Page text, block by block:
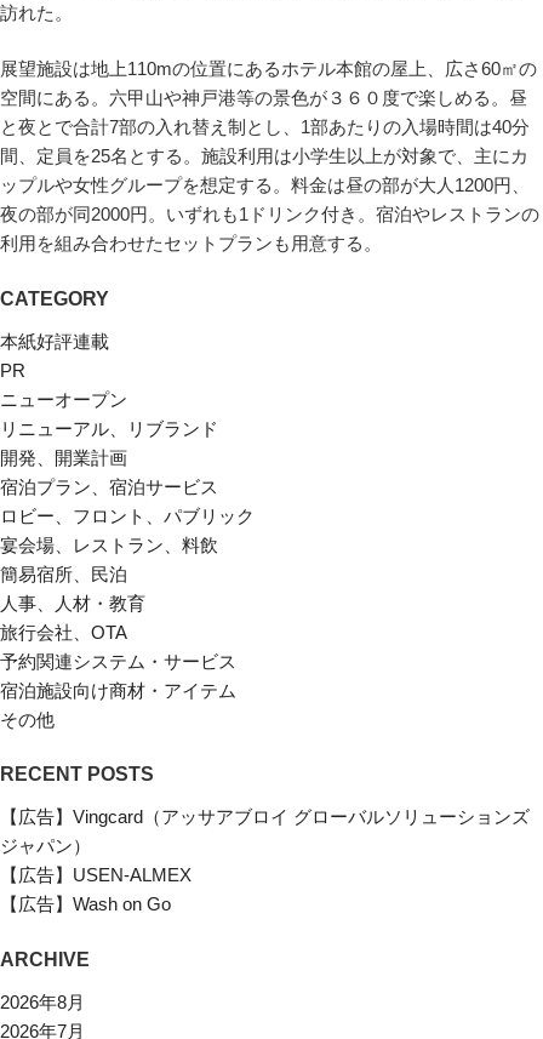
訪れた。
展望施設は地上110mの位置にあるホテル本館の屋上、広さ60㎡の
空間にある。六甲山や神戸港等の景色が３６０度で楽しめる。昼
と夜とで合計7部の入れ替え制とし、1部あたりの入場時間は40分
間、定員を25名とする。施設利用は小学生以上が対象で、主にカ
ップルや女性グループを想定する。料金は昼の部が大人1200円、
夜の部が同2000円。いずれも1ドリンク付き。宿泊やレストランの
利用を組み合わせたセットプランも用意する。
CATEGORY
本紙好評連載
PR
ニューオープン
リニューアル、リブランド
開発、開業計画
宿泊プラン、宿泊サービス
ロビー、フロント、パブリック
宴会場、レストラン、料飲
簡易宿所、民泊
人事、人材・教育
旅行会社、OTA
予約関連システム・サービス
宿泊施設向け商材・アイテム
その他
RECENT POSTS
【広告】Vingcard（アッサアブロイ グローバルソリューションズ
ジャパン）
【広告】USEN-ALMEX
【広告】Wash on Go
ARCHIVE
2026年8月
2026年7月